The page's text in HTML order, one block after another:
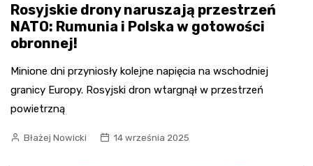
Rosyjskie drony naruszają przestrzeń
NATO: Rumunia i Polska w gotowości
obronnej!
Minione dni przyniosły kolejne napięcia na wschodniej
granicy Europy. Rosyjski dron wtargnął w przestrzeń
powietrzną
Błażej Nowicki 14 września 2025